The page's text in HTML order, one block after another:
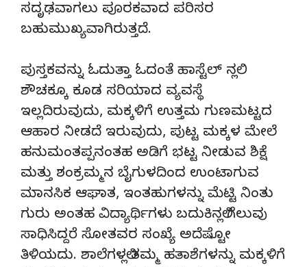
ಸದೃಢವಾಗಲು ಪೂರಕವಾದ ಪರಿಸರ
ಬಹುಮುಖ್ಯವಾಗಿರುತ್ತದೆ.
ಪುಸ್ತಕವನ್ನು ಓದುತ್ತಾ ಓದಂತೆ ಹಾಸ್ಟೆಲ್ ನಲ್ಲಿ
ಶೌಚಕ್ಕೂ ಕೂಡ ಸರಿಯಾದ ವ್ಯವಸ್ಥೆ
ಇಲ್ಲದಿರುವುದು, ಮಕ್ಕಳಿಗೆ ಉತ್ತಮ ಗುಣಮಟ್ಟದ
ಆಹಾರ ನೀಡದೆ ಇರುವುದು, ಪುಟ್ಟ ಮಕ್ಕಳ ಮೇಲೆ
ಹನುಮಂತಪ್ಪನಂತಹ ಅಡಿಗೆ ಭಟ್ಟ ನೀಡುವ ಶಿಕ್ಷೆ
ಮತ್ತು ಶಂಕ್ರಮ್ಮನ ಬೈಗುಳದಿಂದ ಉಂಟಾಗುವ
ಮಾನಸಿಕ ಆಘಾತ, ಇಂತಹುಗಳನ್ನು ಮೆಟ್ಟಿ ನಿಂತು
ಗುರು ಅಂತಹ ವಿದ್ಯಾರ್ಥಿಗಳು ಬದುಕಿನಲ್ಲಿ ಗೆಲುವು
ಸಾಧಿಸಿದ್ದರೆ ಸೋತವರ ಸಂಖ್ಯೆ ಅದೆಷ್ಟೋ
ತಿಳಿಯದು. ಶಾಲೆಗಳಲ್ಲಿ ತಮ್ಮ ಹತಾಶೆಗಳನ್ನು ಮಕ್ಕಳಿಗೆ